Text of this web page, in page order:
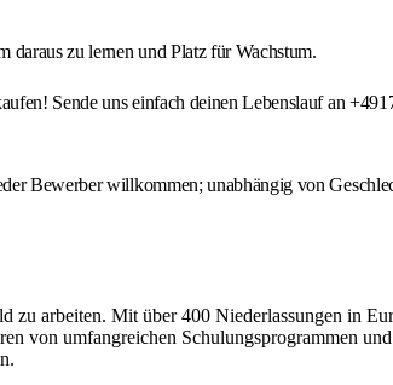
zu lernen und Platz für Wachstum.
Sende uns einfach deinen Lebenslauf an
Bewerber willkommen; unabhängig von
arbeiten. Mit über 400 Niederlassungen in
von umfangreichen Schulungsprogrammen